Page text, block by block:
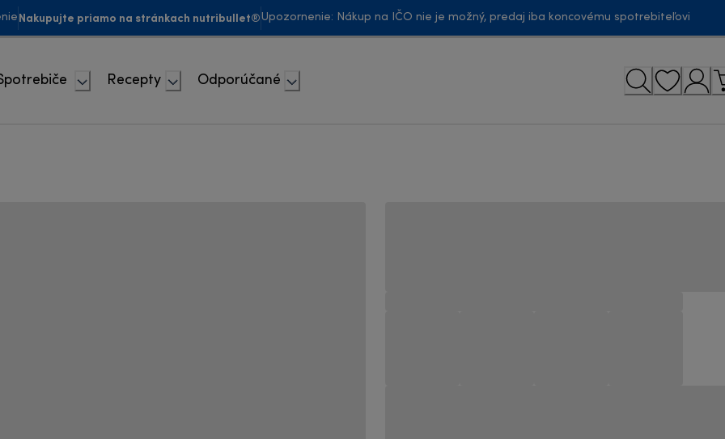
Nakupujte priamo na stránkach nutribullet®Upozornenie: Nákup na IČO nie je možný, predaj iba koncovému spotrebiteľovi
Recepty Odporúčané